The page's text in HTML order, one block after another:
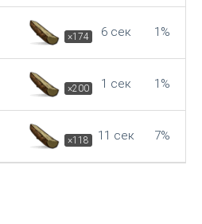
×174 6 сек 1%
×200 1 сек 1%
×118 11 сек 7%